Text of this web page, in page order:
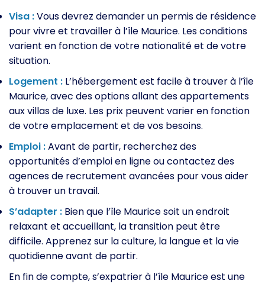
Visa :Vous devrez demander un permis de résidence
pour vivre et travailler à l’île Maurice. Les conditions
varient en fonction de votre nationalité et de votre
situation.
Logement : L’hébergement est facile à trouver à l’île
Maurice, avec des options allant des appartements
aux villas de luxe. Les prix peuvent varier en fonction
de votre emplacement et de vos besoins.
Emploi :Avant de partir, recherchez des
opportunités d’emploi en ligne ou contactez des
agences de recrutement avancées pour vous aider
à trouver un travail.
S’adapter : Bien que l’île Maurice soit un endroit
relaxant et accueillant, la transition peut être
difficile. Apprenez sur la culture, la langue et la vie
quotidienne avant de partir.
En fin de compte, s’expatrier à l’île Maurice est une